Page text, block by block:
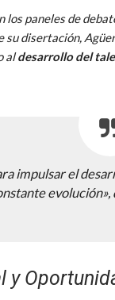
los paneles de
su disertación,
aldesarrollo del
impulsar el
y